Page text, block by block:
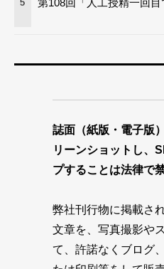
5
誌面（紙版・電子版
リーンショットし、
プすることは法律で
弊社刊行物に掲載さ
文章を、写真撮影や
て、許諾なくブログ